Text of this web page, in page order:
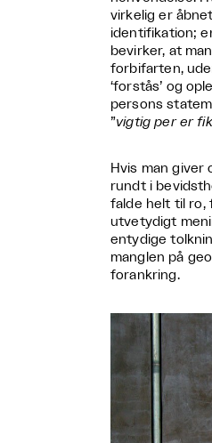
virkelig er
identifikation;
bevirker, at
forbifarten,
‘forstås’ og
persons
”vigtig per er
Hvis man giver
rundt i
falde helt til ro,
utvetydigt
entydige
manglen på
forankring.